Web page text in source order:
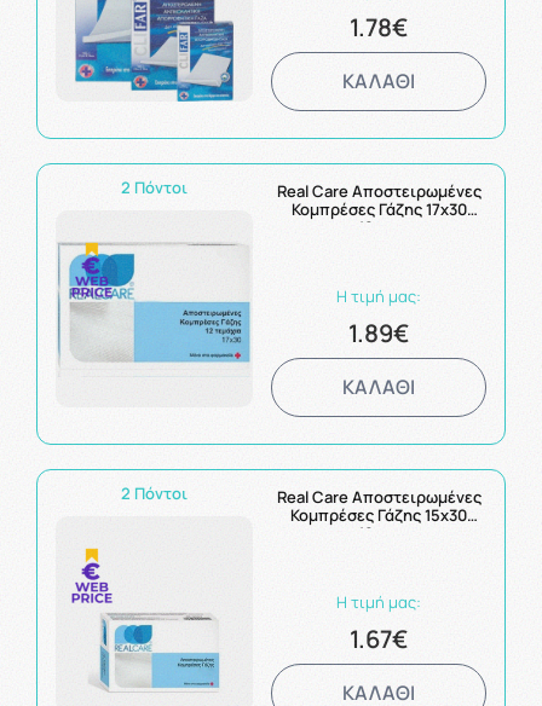
1.78€
ΚΑΛΑΘΙ
2 Πόντοι
Real Care Αποστειρωμένες
Κομπρέσες Γάζης 17x30
12τμχ
Η τιμή μας:
1.89€
ΚΑΛΑΘΙ
2 Πόντοι
Real Care Αποστειρωμένες
Κομπρέσες Γάζης 15x30
12τμχ
Η τιμή μας:
1.67€
ΚΑΛΑΘΙ